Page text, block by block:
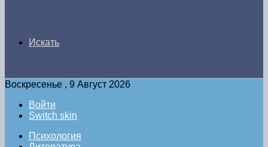
Искать
Воскресенье , 9 Август 2026
Войти
Switch skin
Психология